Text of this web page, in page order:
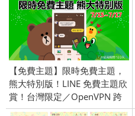
【免費主題】限時免費主題，
熊大特別版！LINE 免費主題欣
賞！台灣限定／OpenVPN 跨
區／2016/07/15